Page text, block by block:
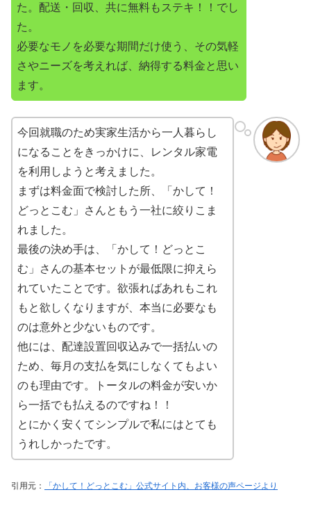
た。配送・回収、共に無料もステキ！！でし
た。
必要なモノを必要な期間だけ使う、その気軽
さやニーズを考えれば、納得する料金と思い
ます。
今回就職のため実家生活から一人暮らし
になることをきっかけに、レンタル家電
を利用しようと考えました。
まずは料金面で検討した所、「かして！
どっとこむ」さんともう一社に絞りこま
れました。
最後の決め手は、「かして！どっとこ
む」さんの基本セットが最低限に抑えら
れていたことです。欲張ればあれもこれ
もと欲しくなりますが、本当に必要なも
のは意外と少ないものです。
他には、配達設置回収込みで一括払いの
ため、毎月の支払を気にしなくてもよい
のも理由です。トータルの料金が安いか
ら一括でも払えるのですね！！
とにかく安くてシンプルで私にはとても
うれしかったです。
引用元： 「かして！どっとこむ」公式サイト内、お客様の声ページより